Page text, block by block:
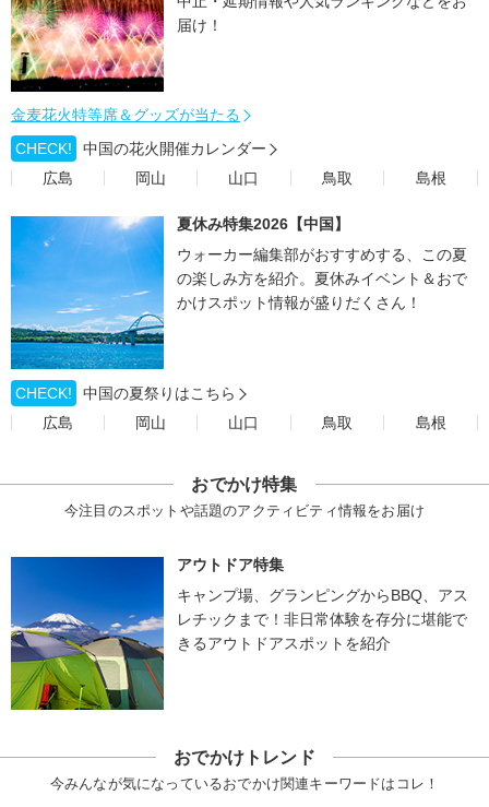
届け！
金麦花火特等席＆グッズが当たる
CHECK!
中国の花火開催カレンダー
広島
岡山 山口 鳥取 島根
夏休み特集2026【中国】
ウォーカー編集部がおすすめする、この夏
の楽しみ方を紹介。夏休みイベント＆おで
かけスポット情報が盛りだくさん！
CHECK!
中国の夏祭りはこちら
広島
岡山 山口 鳥取 島根
おでかけ特集
今注目のスポットや話題のアクティビティ情報をお届け
アウトドア特集
キャンプ場、グランピングからBBQ、アス
レチックまで！非日常体験を存分に堪能で
きるアウトドアスポットを紹介
おでかけトレンド
今みんなが気になっているおでかけ関連キーワードはコレ！